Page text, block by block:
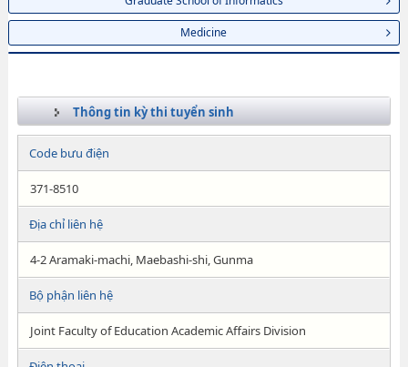
Medicine
Thông tin kỳ thi tuyển sinh
Code bưu điện
371-8510
Địa chỉ liên hệ
4-2 Aramaki-machi, Maebashi-shi, Gunma
Bộ phận liên hệ
Joint Faculty of Education Academic Affairs Division